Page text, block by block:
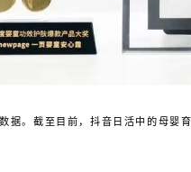
据。截至目前，抖音日活中的母